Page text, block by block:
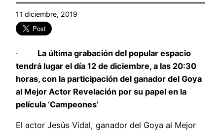
11 diciembre, 2019
· La última grabación del popular espacio
tendrá lugar el día 12 de diciembre, a las 20:30
horas, con la participación del ganador del Goya
al Mejor Actor Revelación por su papel en la
película ‘Campeones’
El actor Jesús Vidal, ganador del Goya al Mejor